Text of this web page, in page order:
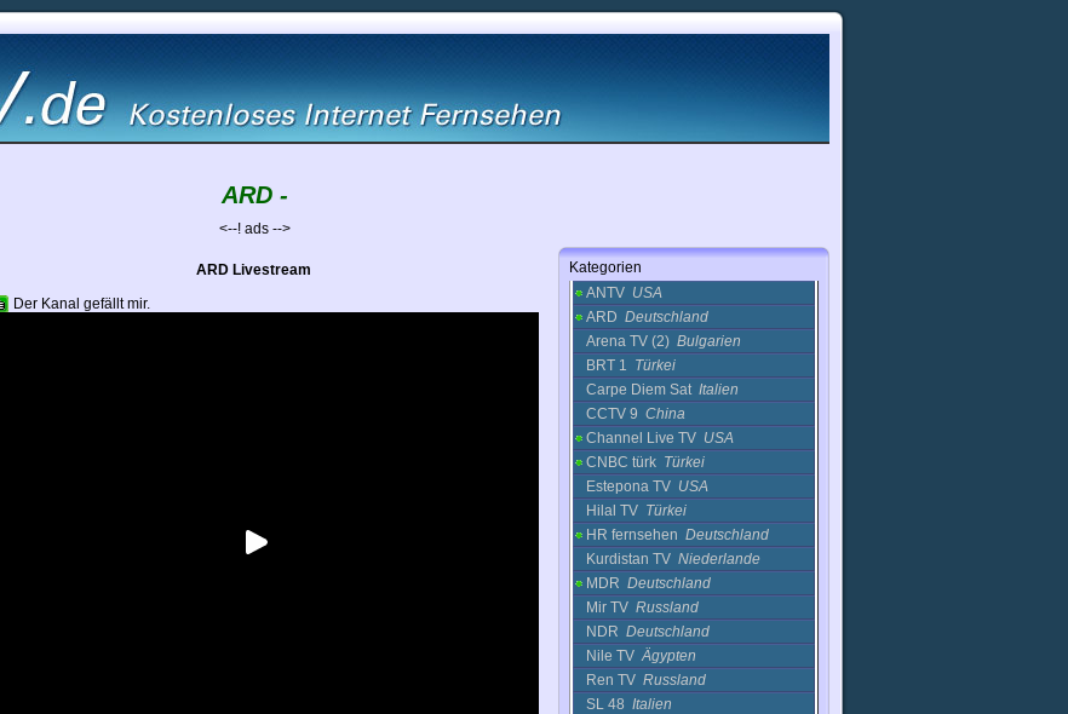
ARD -
<--! ads -->
ARD Livestream
Der Kanal gefällt mir.
Kategorien
Kunst
Magie
Radio
1 Channel
ANTV USA
ARD Deutschland
Arena TV (2) Bulgarien
BRT 1 Türkei
Carpe Diem Sat Italien
CCTV 9 China
Channel Live TV USA
CNBC türk Türkei
Estepona TV USA
Hilal TV Türkei
HR fernsehen Deutschland
Kurdistan TV Niederlande
MDR Deutschland
Mir TV Russland
NDR Deutschland
Nile TVÄgypten
Ren TV Russland
SL 48 Italien